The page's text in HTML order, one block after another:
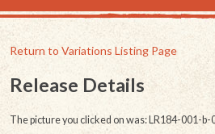
Return to Variations Listing Page
Release Details
The picture you clicked on was: LR184-001-b-